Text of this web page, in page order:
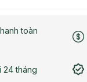
toàn
24 tháng